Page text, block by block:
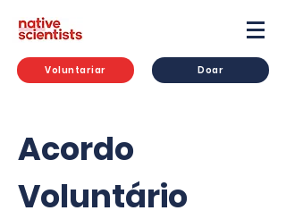
Voluntariar Doar
Acordo
Voluntário